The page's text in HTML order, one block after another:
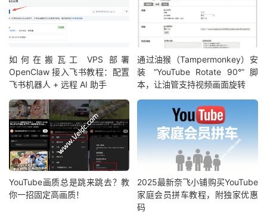
如何在搬瓦工 VPS 部署
OpenClaw 接入飞书教程：配置
飞书机器人 + 远程 AI 助手
通过油猴（Tampermonkey）安
装 “YouTube Rotate 90°” 脚
本，让油管支持视频画面旋转
YouTube画质总是跳来跳去？教
你一招固定高画质！
2025最新奈飞小铺购买YouTube
家庭会员拼车教程，附独家优惠
码